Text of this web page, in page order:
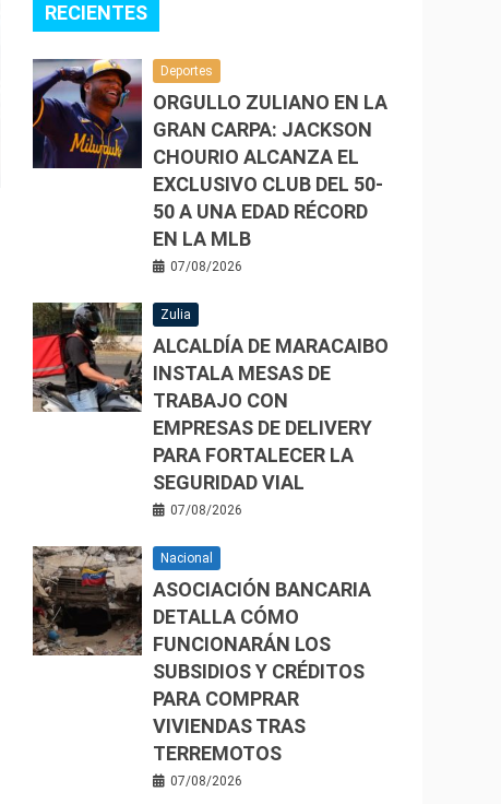
RECIENTES
Deportes
ORGULLO ZULIANO EN LA
GRAN CARPA: JACKSON
CHOURIO ALCANZA EL
EXCLUSIVO CLUB DEL 50-
50 A UNA EDAD RÉCORD
EN LA MLB
07/08/2026
Zulia
ALCALDÍA DE MARACAIBO
INSTALA MESAS DE
TRABAJO CON
EMPRESAS DE DELIVERY
PARA FORTALECER LA
SEGURIDAD VIAL
07/08/2026
Nacional
ASOCIACIÓN BANCARIA
DETALLA CÓMO
FUNCIONARÁN LOS
SUBSIDIOS Y CRÉDITOS
PARA COMPRAR
VIVIENDAS TRAS
TERREMOTOS
07/08/2026